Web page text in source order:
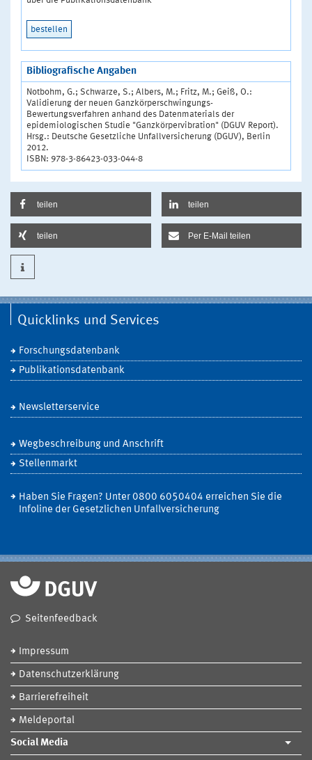
bestellen
Bibliografische Angaben
Notbohm, G.; Schwarze, S.; Albers, M.; Fritz, M.; Geiß, O.:
Validierung der neuen Ganzkörperschwingungs-
Bewertungsverfahren anhand des Datenmaterials der
epidemiologischen Studie "Ganzkörpervibration" (DGUV Report).
Hrsg.: Deutsche Gesetzliche Unfallversicherung (DGUV), Berlin
2012.
ISBN: 978-3-86423-033-044-8
teilen teilen
teilen Per E-Mail teilen
Quicklinks und Services
Forschungsdatenbank
Publikationsdatenbank
Newsletterservice
Wegbeschreibung und Anschrift
Stellenmarkt
Haben Sie Fragen? Unter 0800 6050404 erreichen Sie die
Infoline der Gesetzlichen Unfallversicherung
Seitenfeedback
Impressum
Datenschutzerklärung
Barrierefreiheit
Meldeportal
Social Media